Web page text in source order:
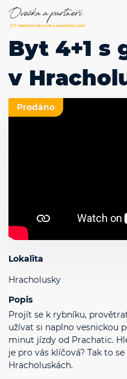
Byt 4+1 s
v
Prodáno
Lokalita
Hracholusky
Popis
Projít se k rybníku,
užívat si naplno vesnickou
minut jízdy od Prachatic.
je pro vás klíčová? Tak to
Hracholuskách.